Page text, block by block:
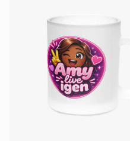
Integritetspolicy